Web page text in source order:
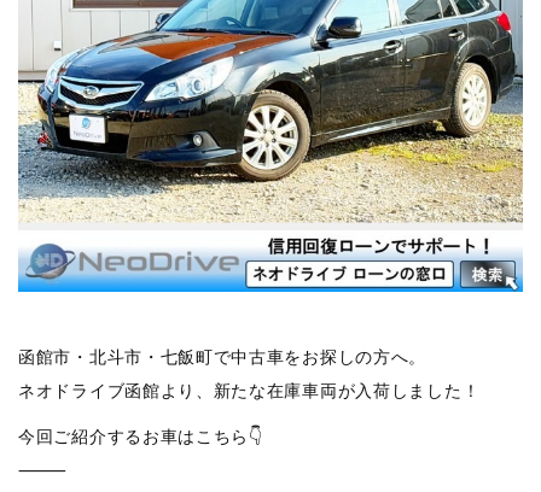
函館市・北斗市・七飯町で中古車をお探しの方へ。
ネオドライブ函館より、新たな在庫車両が入荷しました！
今回ご紹介するお車はこちら👇
⸻